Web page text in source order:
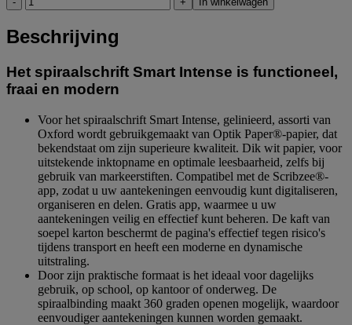
Beschrijving
Het spiraalschrift Smart Intense is functioneel,
fraai en modern
Voor het spiraalschrift Smart Intense, gelinieerd, assorti van
Oxford wordt gebruikgemaakt van Optik Paper®-papier, dat
bekendstaat om zijn superieure kwaliteit. Dik wit papier, voor
uitstekende inktopname en optimale leesbaarheid, zelfs bij
gebruik van markeerstiften. Compatibel met de Scribzee®-
app, zodat u uw aantekeningen eenvoudig kunt digitaliseren,
organiseren en delen. Gratis app, waarmee u uw
aantekeningen veilig en effectief kunt beheren. De kaft van
soepel karton beschermt de pagina's effectief tegen risico's
tijdens transport en heeft een moderne en dynamische
uitstraling.
Door zijn praktische formaat is het ideaal voor dagelijks
gebruik, op school, op kantoor of onderweg. De
spiraalbinding maakt 360 graden openen mogelijk, waardoor
eenvoudiger aantekeningen kunnen worden gemaakt.